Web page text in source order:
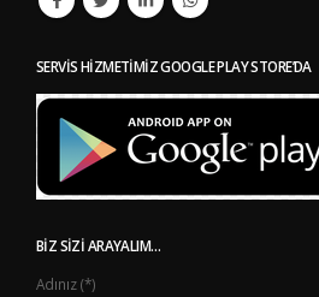
SERVIS HIZMETIMIZ GOOGLE PLAY STORE’DA
BIZ SIZI ARAYALIM…
Adınız (*)